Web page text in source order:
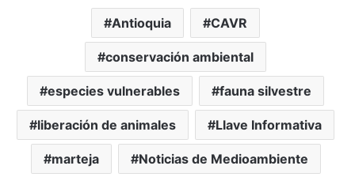
Antioquia CAVR
conservación ambiental
especies vulnerables fauna silvestre
liberación de animales Llave Informativa
marteja Noticias de Medioambiente